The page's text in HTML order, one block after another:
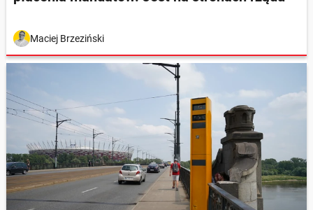
Maciej Brzeziński